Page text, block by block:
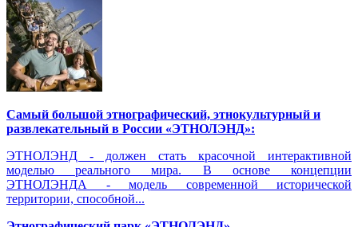
Самый большой этнографический, этнокультурный и
развлекательный в России «ЭТНОЛЭНД»:
ЭТНОЛЭНД - должен стать красочной интерактивной
моделью реального мира. В основе концепции
ЭТНОЛЭНДА - модель современной исторической
территории, способной...